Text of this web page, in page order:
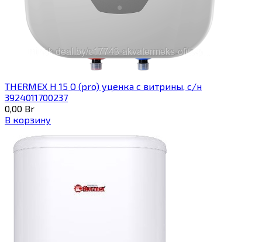
THERMEX H 15 O (pro) уценка с витрины, с/н
3924011700237
0,00 Br
В корзину